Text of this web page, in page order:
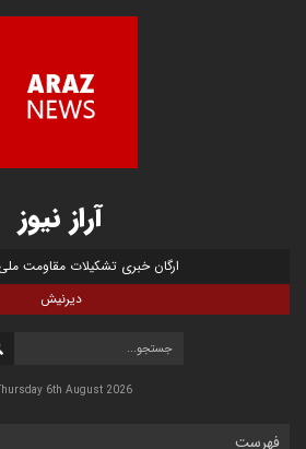
آراز نیوز
ارگان خبری تشکیلات مقاومت ملی
دیرنیش
6th August 2026